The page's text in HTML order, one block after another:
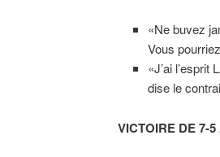
«Ne buvez
Vous
«J’ai l’esprit
dise le
VICTOIRE DE 7-